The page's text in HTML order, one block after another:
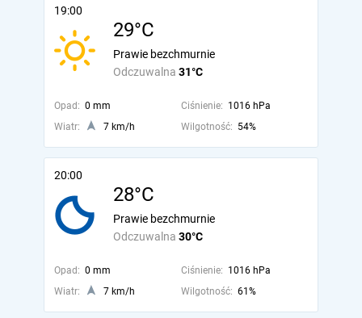
19:00
29°C
Odczuwalna 31°C
Prawie bezchmurnie
Opad: 0 mm Ciśnienie: 1016 hPa
Wiatr:
7 km/h Wilgotność: 54%
20:00
28°C
Odczuwalna 30°C
Prawie bezchmurnie
Opad: 0 mm Ciśnienie: 1016 hPa
Wiatr:
7 km/h Wilgotność: 61%